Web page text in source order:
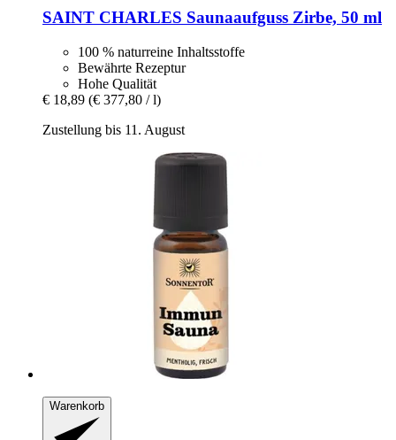
SAINT CHARLES Saunaaufguss Zirbe, 50 ml
100 % naturreine Inhaltsstoffe
Bewährte Rezeptur
Hohe Qualität
€ 18,89 (€ 377,80 / l)
Zustellung bis 11. August
Warenkorb